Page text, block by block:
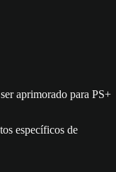
aprimorado para PS+
específicos de